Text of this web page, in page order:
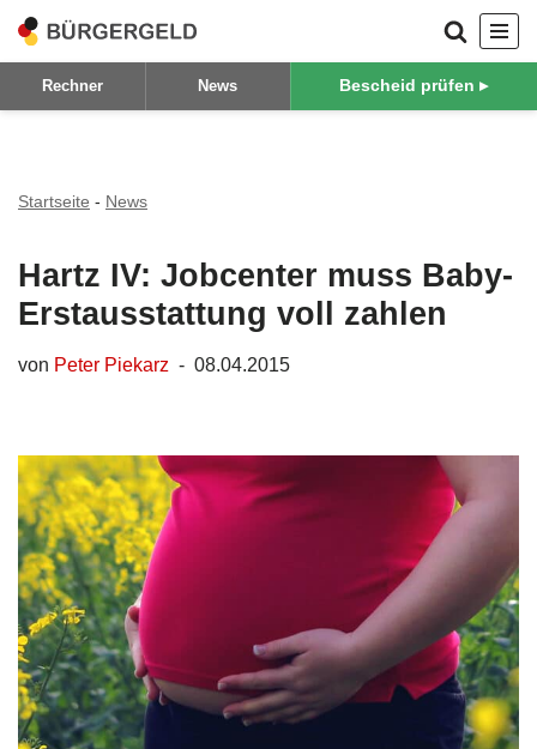
Zum
Inhalt
Rechner News Bescheid prüfen ▸
Startseite - News
Hartz IV: Jobcenter muss Baby-
Erstausstattung voll zahlen
von Peter Piekarz 08.04.2015